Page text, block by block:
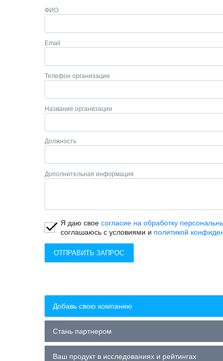
ФИО
Email
Телефон организации
Название организации
Должность
Дополнительная информация
Я даю своесогласие на обработку
соглашаюсь с условиями и политикой
ОТПРАВИТЬ ЗАПРОС
Добавь свою компанию
Стань партнером
Ваш продукт в исследованиях и рейтингах